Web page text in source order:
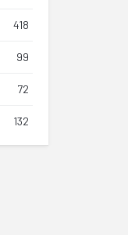
418
99
72
132